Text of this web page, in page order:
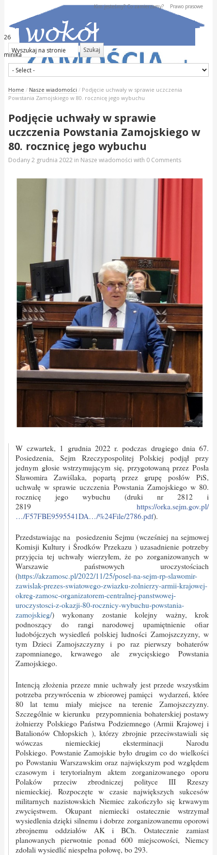
Kim jesteśmy? Co zamierzamy? Prawo prasowe
Home / Nasze wiadomości / Podjęcie uchwały w sprawie uczczenia
Powstania Zamojskiego w 80. rocznicę jego wybuchu
Podjęcie uchwały w sprawie
uczczenia Powstania Zamojskiego w
80. rocznicę jego wybuchu
Dodany2 grudnia 2022in Nasze wiadomości with 0 Comments
W czwartek, 1 grudnia 2022 r. podczas drugiego dnia 67.
Posiedzenia, Sejm Rzeczypospolitej Polskiej podjął przy
jednym głosie wstrzymującym się, przygotowaną przez Posła
Sławomira Zawiślaka, popartą przez grupę posłów PiS,
uchwałę w sprawie uczczenia Powstania Zamojskiego w 80.
rocznicę jego wybuchu (druki nr 2812 i
2819https://orka.sejm.gov.pl/
…/F57FBE9595541DA…/%24File/2786.pdf).
Przedstawiając na posiedzeniu Sejmu (wcześniej na sejmowej
Komisji Kultury i Środków Przekazu ) uzasadnienie potrzeby
przyjęcia tej uchwały wierzyłem, że po zorganizowanych w
Warszawie państwowych uroczystościach
(https://akzamosc.pl/2022/11/25/posel-na-sejm-rp-slawomir-
zawislak-prezes-swiatowego-zwiazku-zolnierzy-armii-krajowej-
okreg-zamosc-organizatorem-centralnej-panstwowej-
uroczystosci-z-okazji-80-rocznicy-wybuchu-powstania-
zamojskieg/) wykonany zostanie kolejny ważny, krok
podnoszący do rangi narodowej upamiętnienie ofiar
ludobójczych wysiedleń polskiej ludności Zamojszczyzny, w
tym Dzieci Zamojszczyzny i po raz pierwszy bohaterów
zapomnianego, krwawego ale zwycięskiego Powstania
Zamojskiego.
Intencją złożenia przeze mnie uchwały jest przede wszystkim
potrzeba przywrócenia w zbiorowej pamięci wydarzeń, które
80 lat temu miały miejsce na terenie Zamojszczyzny.
Szczególnie w kierunku przypomnienia bohaterskiej postawy
żołnierzy Polskiego Państwa Podziemnego (Armii Krajowej i
Batalionów Chłopskich ), którzy zbrojnie przeciwstawiali się
wówczas niemieckiej eksterminacji Narodu
Polskiego. Powstanie Zamojskie było drugim co do wielkości
po Powstaniu Warszawskim oraz największym pod względem
czasowym i terytorialnym aktem zorganizowanego oporu
Polaków przeciw zbrodniczej polityce III Rzeszy
niemieckiej. Rozpoczęte w czasie największych sukcesów
militarnych nazistowskich Niemiec zakończyło się krwawym
zwycięstwem. Okupant niemiecki ostatecznie wstrzymał
wysiedlenia dzięki silnemu i dobrze zorganizowanemu oporowi
zbrojnemu oddziałów AK i BCh. Ostatecznie zamiast
planowanych pierwotnie ponad 600 miejscowości, Niemcy
zdołali wysiedlić niespełna połowę, bo 293.